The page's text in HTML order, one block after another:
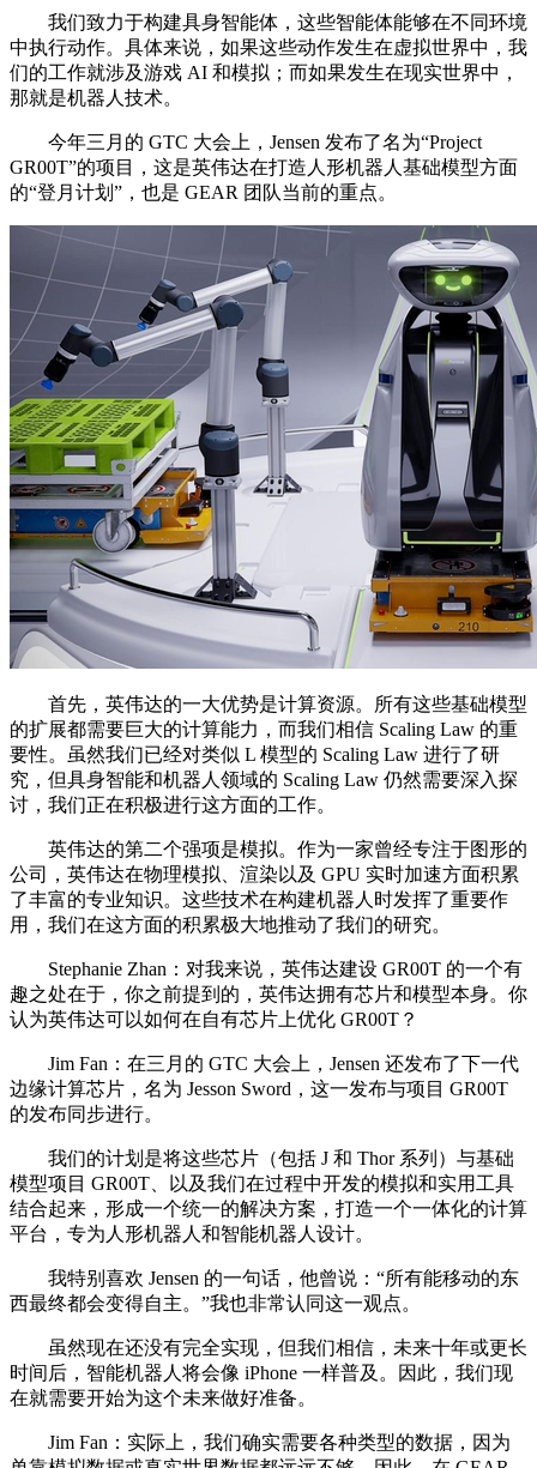
我们致力于构建具身智能体，这些智能体能够在不同环境
中执行动作。具体来说，如果这些动作发生在虚拟世界中，我
们的工作就涉及游戏 AI 和模拟；而如果发生在现实世界中，
那就是机器人技术。
今年三月的 GTC 大会上，Jensen 发布了名为“Project
GR00T”的项目，这是英伟达在打造人形机器人基础模型方面
的“登月计划”，也是 GEAR 团队当前的重点。
首先，英伟达的一大优势是计算资源。所有这些基础模型
的扩展都需要巨大的计算能力，而我们相信 Scaling Law 的重
要性。虽然我们已经对类似 L 模型的 Scaling Law 进行了研
究，但具身智能和机器人领域的 Scaling Law 仍然需要深入探
讨，我们正在积极进行这方面的工作。
英伟达的第二个强项是模拟。作为一家曾经专注于图形的
公司，英伟达在物理模拟、渲染以及 GPU 实时加速方面积累
了丰富的专业知识。这些技术在构建机器人时发挥了重要作
用，我们在这方面的积累极大地推动了我们的研究。
Stephanie Zhan：对我来说，英伟达建设 GR00T 的一个有
趣之处在于，你之前提到的，英伟达拥有芯片和模型本身。你
认为英伟达可以如何在自有芯片上优化 GR00T？
Jim Fan：在三月的 GTC 大会上，Jensen 还发布了下一代
边缘计算芯片，名为 Jesson Sword，这一发布与项目 GR00T
的发布同步进行。
我们的计划是将这些芯片（包括 J 和 Thor 系列）与基础
模型项目 GR00T、以及我们在过程中开发的模拟和实用工具
结合起来，形成一个统一的解决方案，打造一个一体化的计算
平台，专为人形机器人和智能机器人设计。
我特别喜欢 Jensen 的一句话，他曾说：“所有能移动的东
西最终都会变得自主。”我也非常认同这一观点。
虽然现在还没有完全实现，但我们相信，未来十年或更长
时间后，智能机器人将会像 iPhone 一样普及。因此，我们现
在就需要开始为这个未来做好准备。
Jim Fan：实际上，我们确实需要各种类型的数据，因为